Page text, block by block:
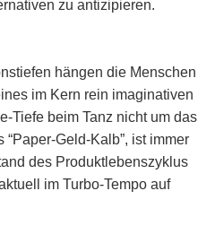
zu antizipieren.
hängen die Menschen
im Kern rein imaginativen
Tiefe beim Tanz nicht um das
“Paper-Geld-Kalb”, ist immer
des Produktlebenszyklus
im Turbo-Tempo auf